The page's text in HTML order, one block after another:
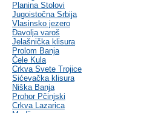
Planina Stolovi
Jugoistočna Srbija
Vlasinsko jezero
Đavolja varoš
Jelašnička klisura
Prolom Banja
Ćele Kula
Crkva Svete Trojice
Sićevačka klisura
Niška Banja
Prohor Pčinjski
Crkva Lazarica